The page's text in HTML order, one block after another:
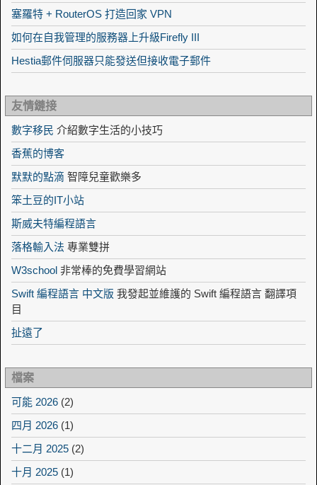
塞羅特 + RouterOS 打造回家 VPN
如何在自我管理的服務器上升級Firefly III
Hestia郵件伺服器只能發送但接收電子郵件
友情鏈接
數字移民 介紹數字生活的小技巧
香蕉的博客
默默的點滴 智障兒童歡樂多
笨土豆的IT小站
斯威夫特編程語言
落格輸入法 專業雙拼
W3school 非常棒的免費學習網站
Swift 編程語言 中文版 我發起並維護的 Swift 編程語言 翻譯項
目
扯遠了
檔案
可能 2026 (2)
四月 2026 (1)
十二月 2025 (2)
十月 2025 (1)